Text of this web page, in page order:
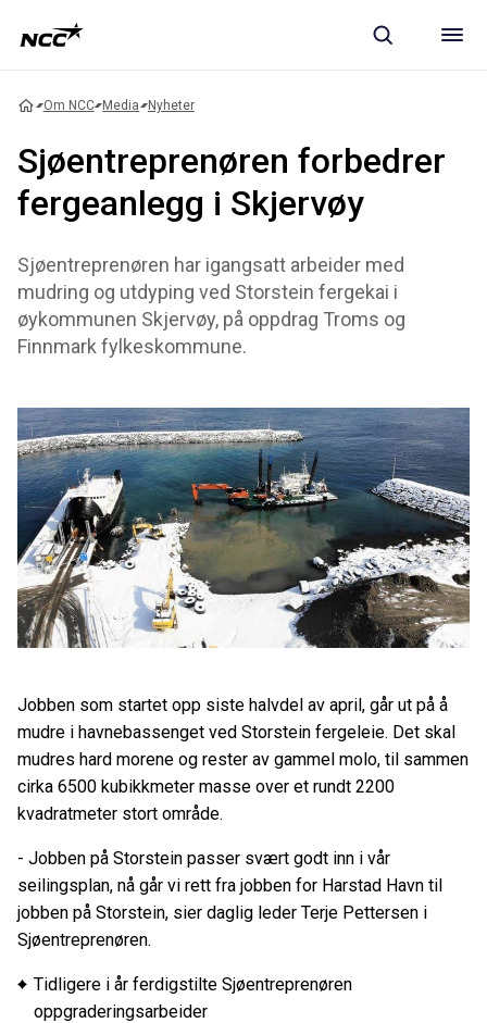
Om NCC Media Nyheter
Sjøentreprenøren forbedrer
fergeanlegg i Skjervøy
Sjøentreprenøren har igangsatt arbeider med
mudring og utdyping ved Storstein fergekai i
øykommunen Skjervøy, på oppdrag Troms og
Finnmark fylkeskommune.
Jobben som startet opp siste halvdel av april, går ut på å
mudre i havnebassenget ved Storstein fergeleie. Det skal
mudres hard morene og rester av gammel molo, til sammen
cirka 6500 kubikkmeter masse over et rundt 2200
kvadratmeter stort område.
- Jobben på Storstein passer svært godt inn i vår
seilingsplan, nå går vi rett fra jobben for Harstad Havn til
jobben på Storstein, sier daglig leder Terje Pettersen i
Sjøentreprenøren.
Tidligere i år ferdigstilte Sjøentreprenøren
oppgraderingsarbeider